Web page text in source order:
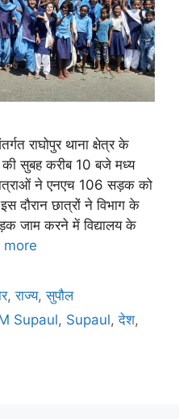
राघोपुर थाना क्षेत्र के
की सुबह करीब 10 बजे मध्य
ने एनएच 106 सड़क को
दौरान छात्रों ने विभाग के
जाम करने में विद्यालय के
more
,राज्य,सुपौल
Supaul, Supaul,देश,